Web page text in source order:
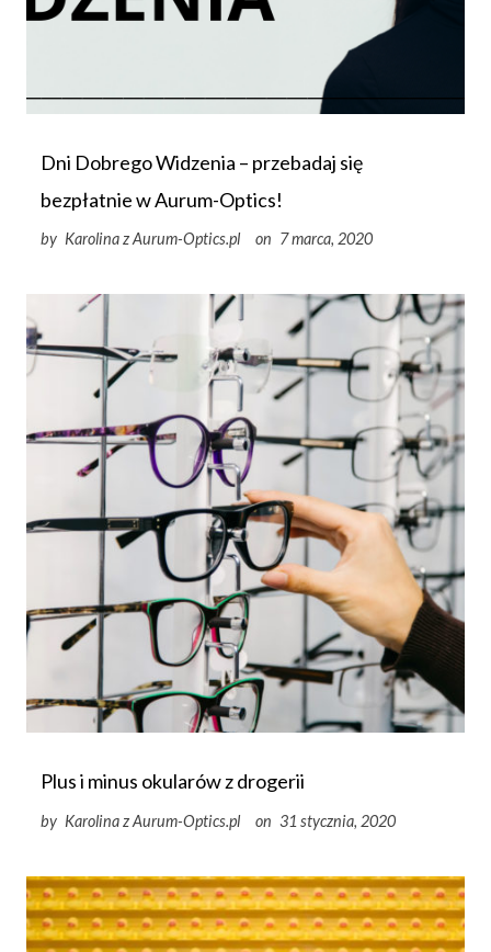
Dni Dobrego Widzenia – przebadaj się
bezpłatnie w Aurum-Optics!
by Karolina z Aurum-Optics.pl on 7 marca, 2020
Plus i minus okularów z drogerii
by Karolina z Aurum-Optics.pl on 31 stycznia, 2020